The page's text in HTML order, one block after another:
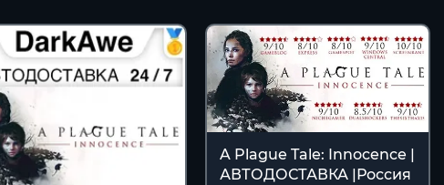
A Plague Tale: Innocence |
АВТОДОСТАВКА |Россия